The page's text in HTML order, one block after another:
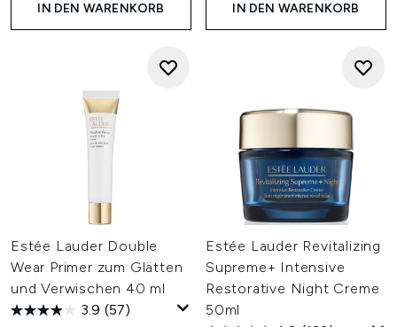
IN DEN WARENKORB IN DEN WARENKORB
Estée Lauder Double
Wear Primer zum Glätten
und Verwischen 40 ml
3.9 (57)
Estée Lauder Revitalizing
Supreme+ Intensive
Restorative Night Creme
50ml